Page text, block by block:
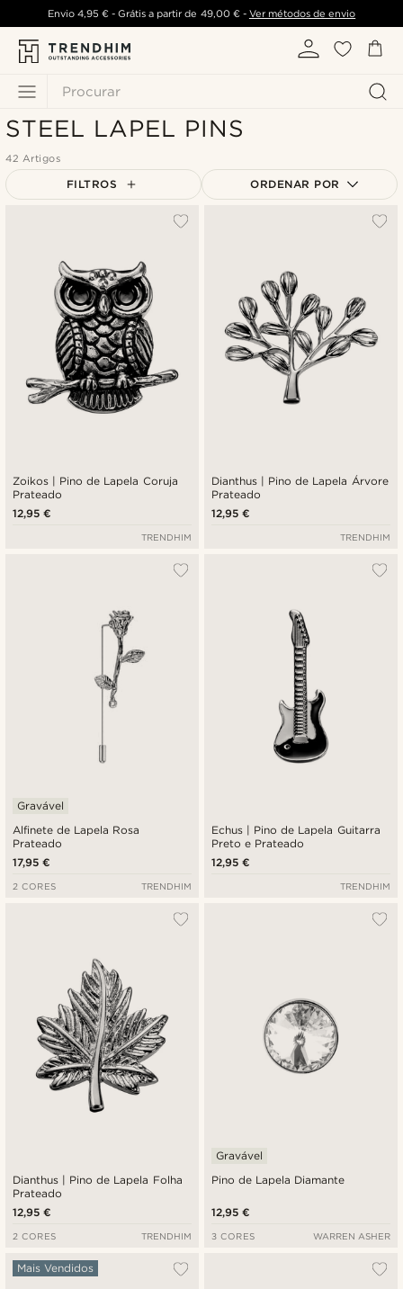
Procurar
Envio 4,95 €- Grátis a partir de 49,00 €- Ver métodos de envio
STEEL LAPEL PINS
42 Artigos
FILTROS ORDENAR POR
Preço mais baixo
Preço mais alto
Zoikos | Pino de Lapela Coruja
Prateado
12,95 €
TRENDHIM
Dianthus | Pino de Lapela Árvore
Prateado
12,95 €
TRENDHIM
Alfinete de Lapela Rosa
Prateado
Gravável
17,95 €
2 CORES TRENDHIM
Echus | Pino de Lapela Guitarra
Preto e Prateado
12,95 €
TRENDHIM
Dianthus | Pino de Lapela Folha
Prateado
12,95 €
2 CORES TRENDHIM
Pino de Lapela Diamante
Gravável
12,95 €
3 CORES WARREN ASHER
Mais Vendidos